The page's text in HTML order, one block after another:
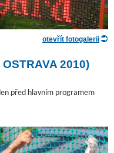
otevřít fotogalerii
2010)
před hlavním programem